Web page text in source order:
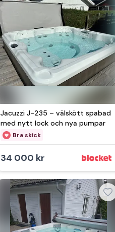
Jacuzzi J-235 – välskött spabad
med nytt lock och nya pumpar
Bra skick
34 000 kr